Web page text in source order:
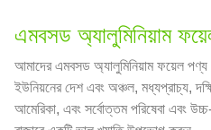
এমবসড অ্যালুমিনিয়াম
আমাদের এমবসড অ্যালুমিনিয়াম ফয়েল
ইউনিয়নের দেশ এবং অঞ্চল, মধ্যপ্রাচ্য,
আমেরিকা, এবং সর্বোত্তম পরিষেবা এবং